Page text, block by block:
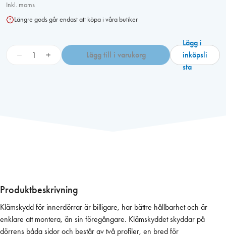
Inkl. moms
Längre gods går endast att köpa i våra butiker
e
r
d
ö
+ Lägg till i varukorg
Lägg i
inköpsli
sta
Produktbeskrivning
Klämskydd för innerdörrar är billigare, har bättre hållbarhet och är
enklare att montera, än sin föregångare. Klämskyddet skyddar på
dörrens båda sidor och består av två profiler, en bred för